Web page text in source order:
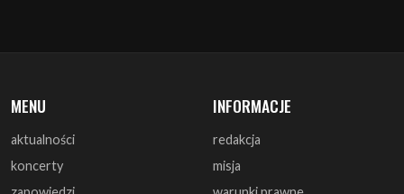
aktualności
zapowiedzi
recenzje
zagrali
monografie
redakcja
warunki prawne
polityka cookies
reklama
współpraca